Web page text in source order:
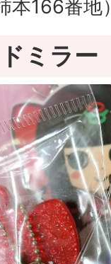
本166番地）
ミラー